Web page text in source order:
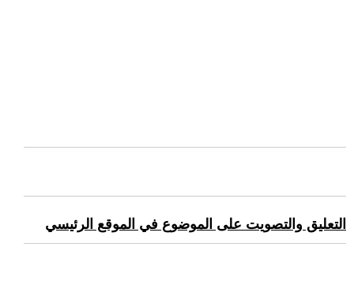
التعليق والتصويت على الموضوع في الموقع الرئيسي